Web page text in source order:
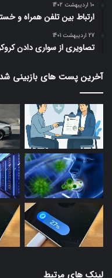
10 اردیبهشت 1402
ارتباط بین تلفن همراه و
27 اردیبهشت 1401
تصاویری از سواری دادن
آخرین پست های بازبینی
لینک های مرتبط